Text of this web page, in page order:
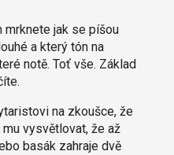
mrknete jak se píšou
a který tón na
notě. Toť vše. Základ
na zkoušce, že
vysvětlovat, že až
basák zahraje dvě